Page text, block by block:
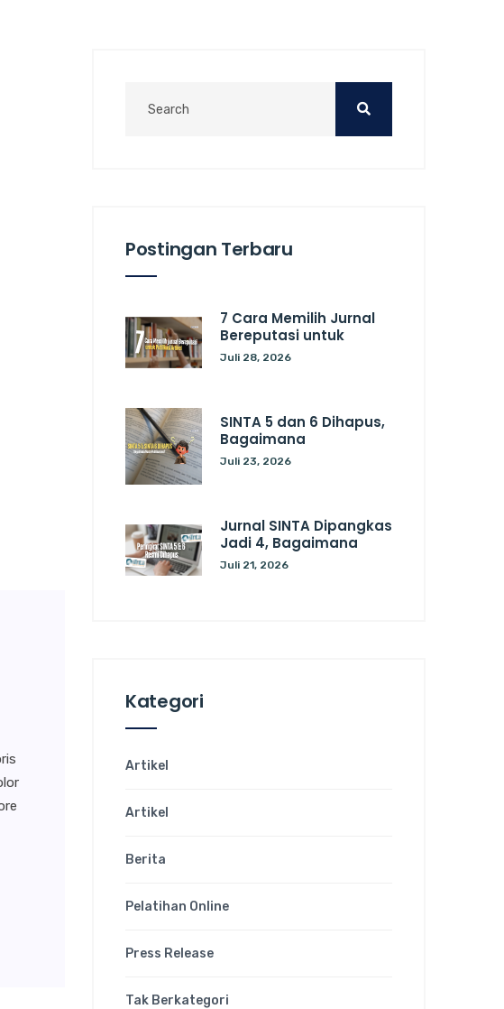
Postingan Terbaru
7 Cara Memilih Jurnal
Bereputasi untuk
Juli 28, 2026
SINTA 5 dan 6 Dihapus,
Bagaimana
Juli 23, 2026
Jurnal SINTA Dipangkas
Jadi 4, Bagaimana
Juli 21, 2026
Kategori
Artikel
Artikel
Berita
Pelatihan Online
Press Release
Tak Berkategori